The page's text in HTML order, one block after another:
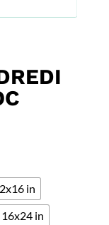
in
in